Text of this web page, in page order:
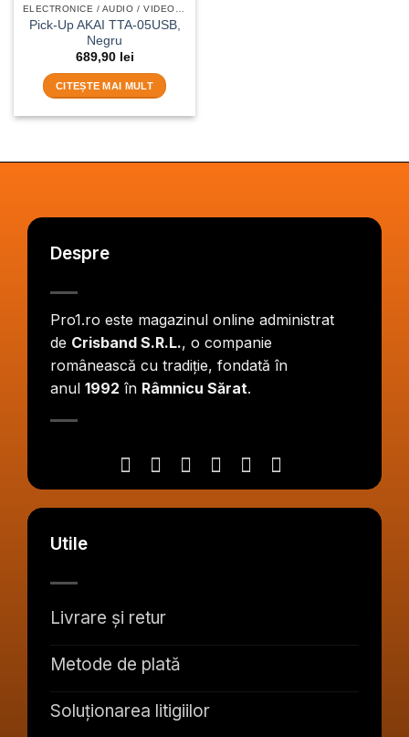
Pick-Up AKAI TTA-05USB,
Negru
689,90 lei
CITEȘTE MAI MULT
Despre
Pro1.ro este magazinul online administrat
de Crisband S.R.L., o companie
românească cu tradiție, fondată în
anul 1992 în Râmnicu Sărat.
Utile
Livrare și retur
Metode de plată
Soluționarea litigiilor